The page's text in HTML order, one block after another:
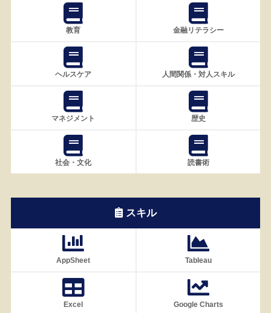
教育 金融リテラシー
ヘルスケア 人間関係・対人スキル
マネジメント 歴史
社会・文化 読書術
スキル
AppSheet Tableau
Excel Google Charts